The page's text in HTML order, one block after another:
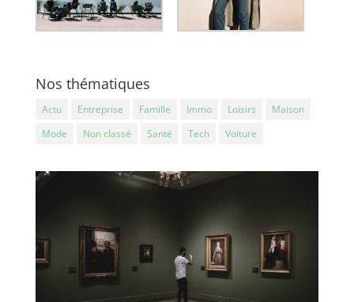
Nos thématiques
Actu Entreprise Famille Immo Loisirs
Maison
Mode
Non classé Santé Tech Voiture